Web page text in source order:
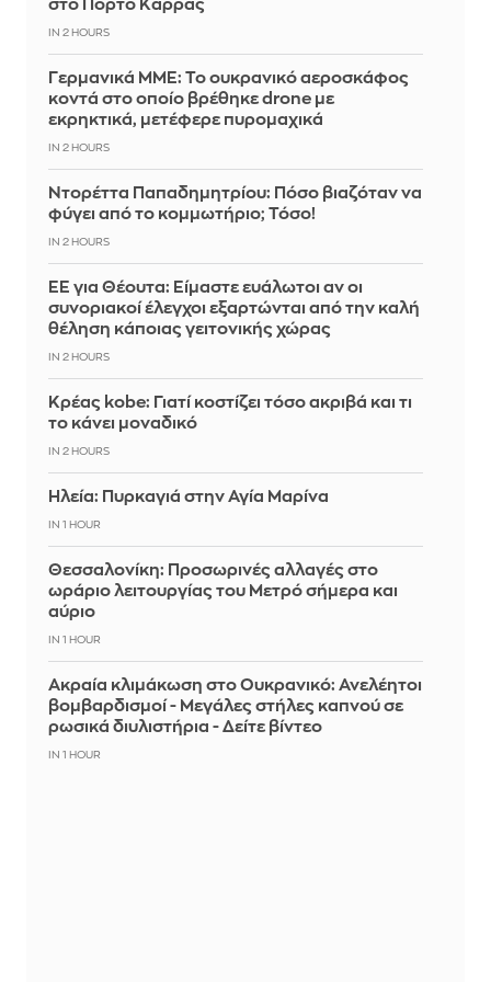
στο Πόρτο Καρράς
IN 2 HOURS
Γερμανικά ΜΜΕ: Το ουκρανικό αεροσκάφος
κοντά στο οποίο βρέθηκε drone με
εκρηκτικά, μετέφερε πυρομαχικά
IN 2 HOURS
Ντορέττα Παπαδημητρίου: Πόσο βιαζόταν να
φύγει από το κομμωτήριο; Τόσο!
IN 2 HOURS
ΕΕ για Θέουτα: Είμαστε ευάλωτοι αν οι
συνοριακοί έλεγχοι εξαρτώνται από την καλή
θέληση κάποιας γειτονικής χώρας
IN 2 HOURS
Κρέας kobe: Γιατί κοστίζει τόσο ακριβά και τι
το κάνει μοναδικό
IN 2 HOURS
Ηλεία: Πυρκαγιά στην Αγία Μαρίνα
IN 1 HOUR
Θεσσαλονίκη: Προσωρινές αλλαγές στο
ωράριο λειτουργίας του Μετρό σήμερα και
αύριο
IN 1 HOUR
Ακραία κλιμάκωση στο Ουκρανικό: Ανελέητοι
βομβαρδισμοί - Μεγάλες στήλες καπνού σε
ρωσικά διυλιστήρια - Δείτε βίντεο
IN 1 HOUR